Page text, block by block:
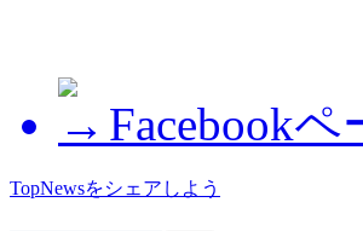
Facebook
TopNewsをシェアしよう